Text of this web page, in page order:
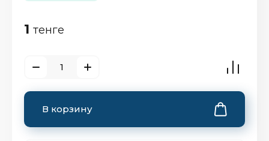
1 тенге
В корзину